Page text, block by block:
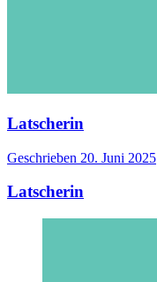
Latscherin
Geschrieben 20. Juni 2025
Latscherin